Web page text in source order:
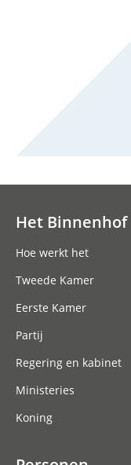
Het Binnenhof
Hoe werkt het
Tweede Kamer
Eerste Kamer
Partij
Regering en kabinet
Ministeries
Koning